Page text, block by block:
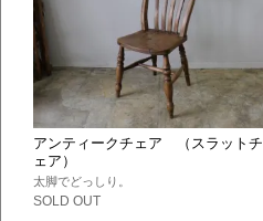
アンティークチェア （スラットチ
ェア）
太脚でどっしり。
SOLD OUT